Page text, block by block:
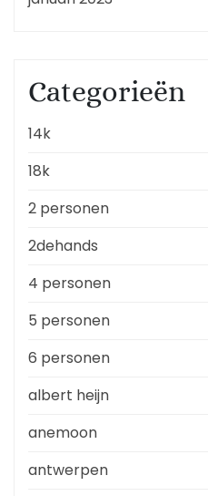
Categorieën
14k
18k
2 personen
2dehands
4 personen
5 personen
6 personen
albert heijn
anemoon
antwerpen